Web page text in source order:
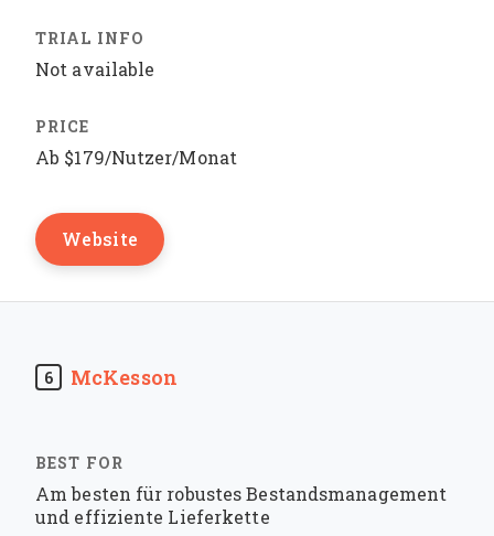
Not available
Ab $179/Nutzer/Monat
Website
6 McKesson
Am besten für robustes Bestandsmanagement
und effiziente Lieferkette